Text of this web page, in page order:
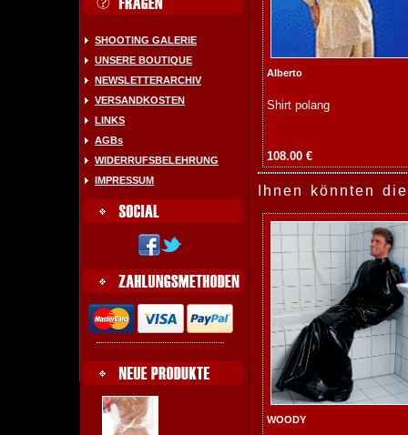
SHOOTING GALERIE
UNSERE BOUTIQUE
NEWSLETTERARCHIV
VERSANDKOSTEN
LINKS
AGBs
WIDERRUFSBELEHRUNG
IMPRESSUM
Alberto
Shirt polang
108.00 €
Ihnen könnten
WOODY